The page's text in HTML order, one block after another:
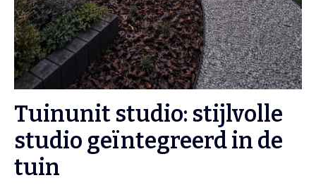
Tuinunit studio: stijlvolle
studio geïntegreerd in de
tuin